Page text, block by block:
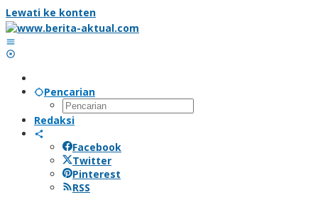
Lewati ke konten
Pencarian
Redaksi
Facebook
Twitter
Pinterest
RSS